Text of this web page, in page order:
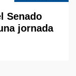
Senado
jornada